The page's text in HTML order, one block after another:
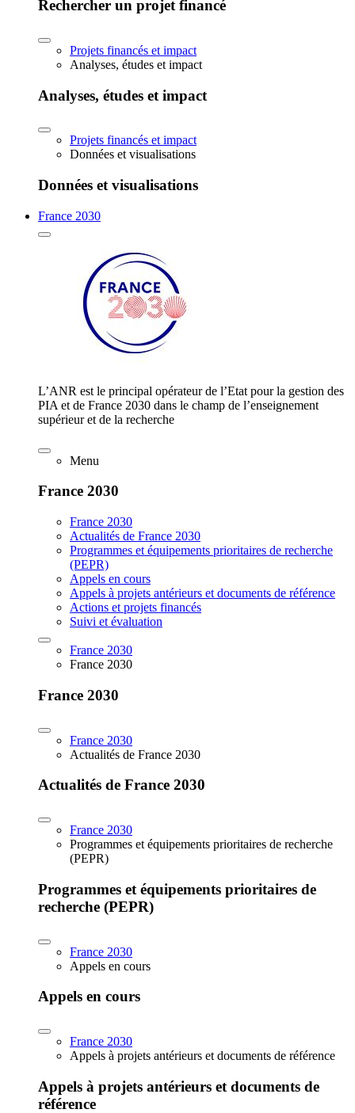
Rechercher un projet financé
Projets financés et impact
Analyses, études et impact
Analyses, études et impact
Projets financés et impact
Données et visualisations
Données et visualisations
France 2030
L’ANR est le principal opérateur de l’Etat pour la gestion des
PIA et de France 2030 dans le champ de l’enseignement
supérieur et de la recherche
Menu
France 2030
France 2030
Actualités de France 2030
Programmes et équipements prioritaires de recherche
(PEPR)
Appels en cours
Appels à projets antérieurs et documents de référence
Actions et projets financés
Suivi et évaluation
France 2030
France 2030
France 2030
France 2030
Actualités de France 2030
Actualités de France 2030
France 2030
Programmes et équipements prioritaires de recherche
(PEPR)
Programmes et équipements prioritaires de
recherche (PEPR)
France 2030
Appels en cours
Appels en cours
France 2030
Appels à projets antérieurs et documents de référence
Appels à projets antérieurs et documents de
référence